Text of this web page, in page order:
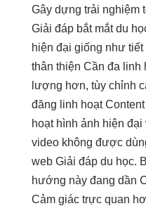
Gây dựng trải nghiệm
Giải đáp bắt mắtdu
hiện đại giống như tiết
thân thiện Cần đa linh
lượng hơn, tùy chỉnh
đăng linh hoạtContent
hoạthình ảnh hiện đại
video không được
web Giải đáp du học.
hướng này đang dần
Cảm giác trực quan